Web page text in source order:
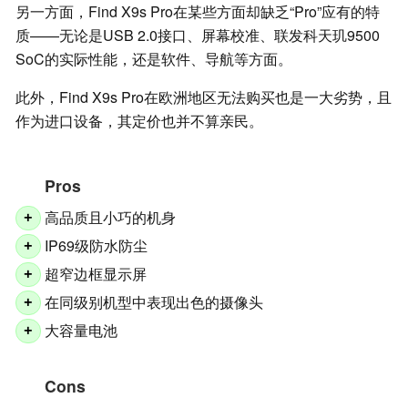
另一方面，Find X9s Pro在某些方面却缺乏“Pro”应有的特
质——无论是USB 2.0接口、屏幕校准、联发科天玑9500
SoC的实际性能，还是软件、导航等方面。
此外，Find X9s Pro在欧洲地区无法购买也是一大劣势，且
作为进口设备，其定价也并不算亲民。
Pros
+ 高品质且小巧的机身
+ IP69级防水防尘
+ 超窄边框显示屏
+ 在同级别机型中表现出色的摄像头
+ 大容量电池
Cons